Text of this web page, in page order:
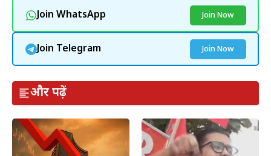
Join WhatsApp Join Now
Join Telegram Join Now
और पढ़ें